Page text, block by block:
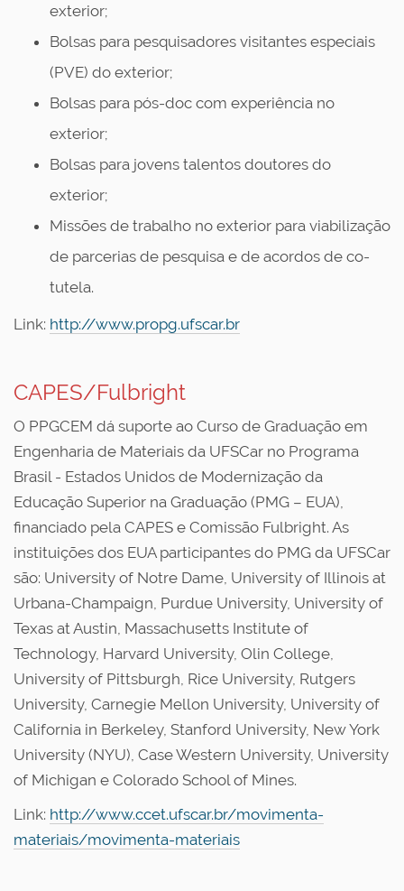
exterior;
Bolsas para pesquisadores visitantes especiais
(PVE) do exterior;
Bolsas para pós-doc com experiência no
exterior;
Bolsas para jovens talentos doutores do
exterior;
Missões de trabalho no exterior para viabilização
de parcerias de pesquisa e de acordos de co-
tutela.
Link: http://www.propg.ufscar.br
CAPES/Fulbright
O PPGCEM dá suporte ao Curso de Graduação em
Engenharia de Materiais da UFSCar no Programa
Brasil - Estados Unidos de Modernização da
Educação Superior na Graduação (PMG – EUA),
financiado pela CAPES e Comissão Fulbright. As
instituições dos EUA participantes do PMG da UFSCar
são: University of Notre Dame, University of Illinois at
Urbana-Champaign, Purdue University, University of
Texas at Austin, Massachusetts Institute of
Technology, Harvard University, Olin College,
University of Pittsburgh, Rice University, Rutgers
University, Carnegie Mellon University, University of
California in Berkeley, Stanford University, New York
University (NYU), Case Western University, University
of Michigan e Colorado School of Mines.
Link: http://www.ccet.ufscar.br/movimenta-
materiais/movimenta-materiais